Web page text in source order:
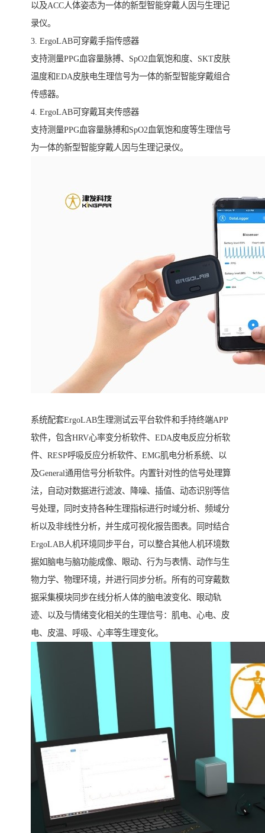
以及ACC人体姿态为一体的新型智能穿戴人因与生理记
录仪。
3. ErgoLAB可穿戴手指传感器
支持测量PPG血容量脉搏、SpO2血氧饱和度、SKT皮肤
温度和EDA皮肤电生理信号为一体的新型智能穿戴组合
传感器。
4. ErgoLAB可穿戴耳夹传感器
支持测量PPG血容量脉搏和SpO2血氧饱和度等生理信号
为一体的新型智能穿戴人因与生理记录仪。
系统配套ErgoLAB生理测试云平台软件和手持终端APP
软件，包含HRV心率变分析软件、EDA皮电反应分析软
件、RESP呼吸反应分析软件、EMG肌电分析系统、以
及General通用信号分析软件。内置针对性的信号处理算
法，自动对数据进行滤波、降噪、插值、动态识别等信
号处理，同时支持各种生理指标进行时域分析、频域分
析以及非线性分析，并生成可视化报告图表。同时结合
ErgoLAB人机环境同步平台，可以整合其他人机环境数
据如脑电与脑功能成像、眼动、行为与表情、动作与生
物力学、物理环境，并进行同步分析。所有的可穿戴数
据采集模块同步在线分析人体的脑电波变化、眼动轨
迹、以及与情绪变化相关的生理信号：肌电、心电、皮
电、皮温、呼吸、心率等生理变化。